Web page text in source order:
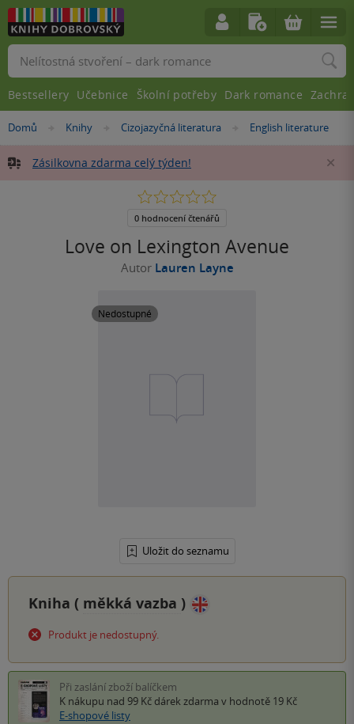
Nacházíte
zde:
Domů »
Knihy »
Cizojazyčná literatura »
English literature
Zásilkovna zdarma celý týden!
Love on Lexington Avenue
Autor Lauren Layne
Nedostupné
Uložit do seznamu
0.0
5
0 hodnocení čtenářů
Kniha ( měkká vazba )
Produkt je nedostupný.
Při zaslání zboží balíčkem
K nákupu nad 99 Kč dárek zdarma v hodnotě 19 Kč
E-shopové listy
Vyhledávání
Bestsellery Učebnice Školní potřeby Dark romance